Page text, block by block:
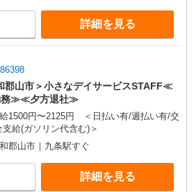
詳細を見る
郡山市＞小さなデイサービスSTAFF≪
務≫≪夕方退社≫
1500円〜2125円 ＜日払い有/週払い有/交
支給(ガソリン代含む)＞
郡山市｜九条駅すぐ
詳細を見る